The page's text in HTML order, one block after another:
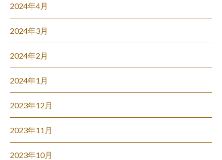
2024年4月
2024年3月
2024年2月
2024年1月
2023年12月
2023年11月
2023年10月